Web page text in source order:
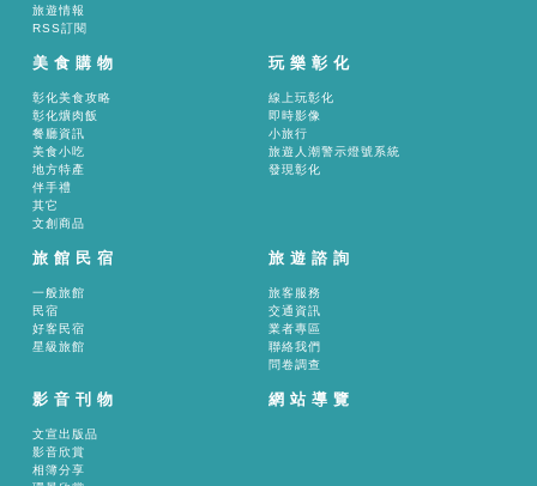
旅遊情報
RSS訂閱
美食購物
彰化美食攻略
彰化爌肉飯
餐廳資訊
美食小吃
地方特產
伴手禮
其它
文創商品
玩樂彰化
線上玩彰化
即時影像
小旅行
旅遊人潮警示燈號系統
發現彰化
旅館民宿
一般旅館
民宿
好客民宿
星級旅館
旅遊諮詢
旅客服務
交通資訊
業者專區
聯絡我們
問卷調查
影音刊物
文宣出版品
影音欣賞
相簿分享
網站導覽